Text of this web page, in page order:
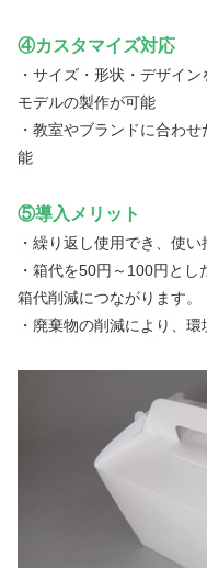
④カスタマイズ対応
・サイズ・形状・デザイ
モデルの製作が可能
・教室やブランドに合わ
能
⑤導入メリット
・繰り返し使用でき、使
・箱代を50円～100円と
箱代削減につながります。
・廃棄物の削減により、